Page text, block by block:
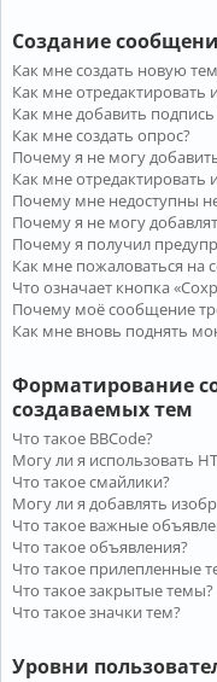
Создание
Как мне создать новую
Как мне отредактировать
Как мне добавить
Как мне создать опрос?
Почему я не могу
Как мне отредактировать
Почему мне недоступны
Почему я не могу
Почему я получил
Как мне пожаловаться на
Что означает кнопка
Почему моё сообщение
Как мне вновь поднять
Форматирование
создаваемых тем
Что такое BBCode?
Могу ли я использовать
Что такое смайлики?
Могу ли я добавлять
Что такое важные
Что такое объявления?
Что такое прилепленные
Что такое закрытые темы?
Что такое значки тем?
Уровни